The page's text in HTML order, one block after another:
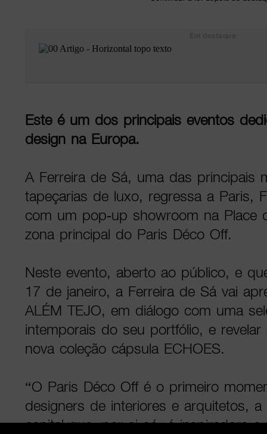
Este é um dos principais eventos
design na Europa.
A Ferreira de Sá, uma das principais
tapeçarias de luxo, regressa a Paris,
com um pop-up showroom na Place
zona principal do Paris Déco Off.
Neste evento, aberto ao público, e
17 de janeiro, a Ferreira de Sá vai
ALÉM TEJO, em diálogo com uma
intemporais do seu portfólio, e
nova coleção cápsula ECHOES.
“O Paris Déco Off é o primeiro
designers de interiores e arquitetos,
capital que, por si só, é inspiradora e